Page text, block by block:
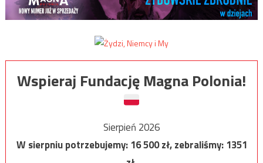
Wspieraj Fundację Magna Polonia!
Sierpień 2026
W sierpniu potrzebujemy:16 500zł, zebraliśmy:1351